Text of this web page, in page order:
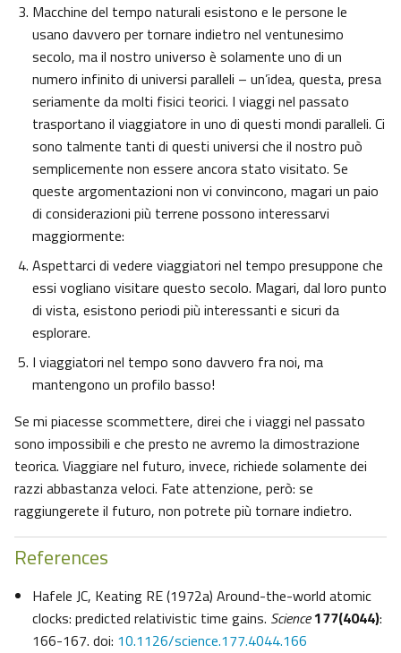
Macchine del tempo naturali esistono e le persone le
usano davvero per tornare indietro nel ventunesimo
secolo, ma il nostro universo è solamente uno di un
numero infinito di universi paralleli – un’idea, questa, presa
seriamente da molti fisici teorici. I viaggi nel passato
trasportano il viaggiatore in uno di questi mondi paralleli. Ci
sono talmente tanti di questi universi che il nostro può
semplicemente non essere ancora stato visitato. Se
queste argomentazioni non vi convincono, magari un paio
di considerazioni più terrene possono interessarvi
maggiormente:
Aspettarci di vedere viaggiatori nel tempo presuppone che
essi vogliano visitare questo secolo. Magari, dal loro punto
di vista, esistono periodi più interessanti e sicuri da
esplorare.
I viaggiatori nel tempo sono davvero fra noi, ma
mantengono un profilo basso!
Se mi piacesse scommettere, direi che i viaggi nel passato
sono impossibili e che presto ne avremo la dimostrazione
teorica. Viaggiare nel futuro, invece, richiede solamente dei
razzi abbastanza veloci. Fate attenzione, però: se
raggiungerete il futuro, non potrete più tornare indietro.
References
Hafele JC, Keating RE (1972a) Around-the-world atomic
clocks: predicted relativistic time gains. Science177(4044):
166-167. doi: 10.1126/science.177.4044.166